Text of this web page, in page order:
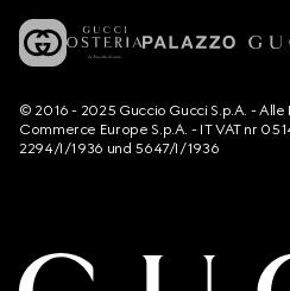
© 2016 - 2025 Guccio Gucci S.p.A. -
Commerce Europe S.p.A. - IT VAT nr
2294/I/1936 und 5647/I/1936